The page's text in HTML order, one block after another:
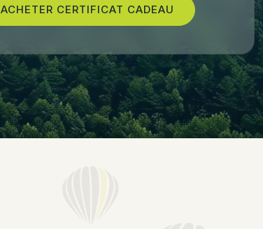
ACHETER CERTIFICAT CADEAU